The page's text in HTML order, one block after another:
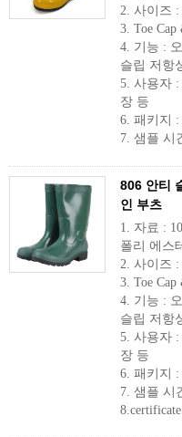
2. 사이즈 :
3. Toe
4. 기능 :
슬립 저항
5. 사용자
장 등
6. 패키지
7. 샘플 시
806 안티
인 부츠
1. 자료 :
폴리 에스
2. 사이즈 :
3. Toe
4. 기능 :
슬립 저항
5. 사용자
장 등
6. 패키지
7. 샘플 시